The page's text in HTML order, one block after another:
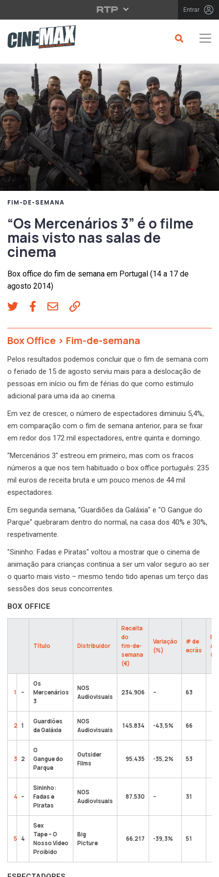
Saltar para o conteúdo principal Entrar
FIM-DE-SEMANA
“Os Mercenários 3” é o filme
mais visto nas salas de
cinema
Box office do fim de semana em Portugal (14 a 17 de
agosto 2014)
Box Office > Fim-de-semana
Pelos resultados podemos concluir que o fim de semana com
o feriado de 15 de agosto serviu mais para a deslocação de
pessoas em início ou fim de férias do que como estimulo
adicional para uma ida ao cinema.
Em vez de crescer, o número de espectadores diminuiu 5,4%,
em comparação com o fim de semana anterior, para se fixar
em redor dos 172 mil espectadores, entre quinta e domingo.
"Mercenários 3" estreou em primeiro, mas com os fracos
números a que nos tem habituado o box office português: 235
mil euros de receita bruta e um pouco menos de 44 mil
espectadores.
Em segunda semana, "Guardiões da Galáxia" e "O Gangue do
Parque" quebraram dentro do normal, na casa dos 40% e 30%,
respetivamente.
"Sininho: Fadas e Piratas" voltou a mostrar que o cinema de
animação para crianças continua a ser um valor seguro ao ser
o quarto mais visto – mesmo tendo tido apenas um terço das
sessões dos seus concorrentes.
BOX OFFICE
Título Distribuidor
Receita
do
fim-de-
semana
(€)
Variação
(%)
# de
ecrãs
(€)
1 –
Os
Mercenários
3
NOS
Audiovisuais
234.906 – 63
2 1
Guardiões
da Galáxia
NOS
Audiovisuais
145.834 -43,5% 66
3 2
O
Gangue do
Parque
Outsider
Films
95.435 -35,2% 53
4 –
Sininho:
Fadas e
Piratas
NOS
Audiovisuais
87.530 – 31
5 4
Sex
Tape – O
Nosso Vídeo
Proibido
Big
Picture
66.217 -39,3% 51